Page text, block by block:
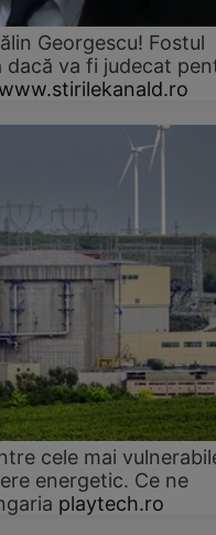
Georgescu! Fostul
va fi judecat
cele mai
energetic. Ce ne
playtech.ro